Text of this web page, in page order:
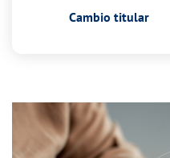
Cambio titular